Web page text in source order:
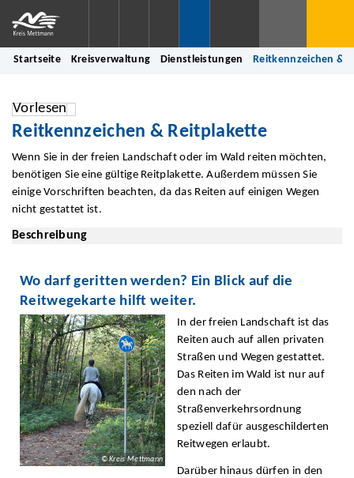
Startseite Kreisverwaltung Dienstleistungen Reitkennzeichen &
Vorlesen
Reitkennzeichen & Reitplakette
Wenn Sie in der freien Landschaft oder im Wald reiten möchten,
benötigen Sie eine gültige Reitplakette. Außerdem müssen Sie
einige Vorschriften beachten, da das Reiten auf einigen Wegen
nicht gestattet ist.
Beschreibung
Wo darf geritten werden? Ein Blick auf die
Reitwegekarte hilft weiter.
© Kreis Mettmann
In der freien Landschaft ist das
Reiten auch auf allen privaten
Straßen und Wegen gestattet.
Das Reiten im Wald ist nur auf
den nach der
Straßenverkehrsordnung
speziell dafür ausgeschilderten
Reitwegen erlaubt.
Darüber hinaus dürfen in den